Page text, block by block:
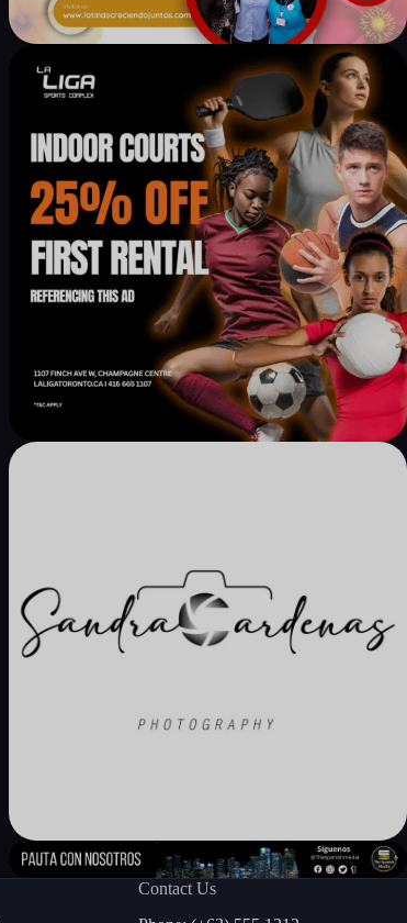
Contact Us